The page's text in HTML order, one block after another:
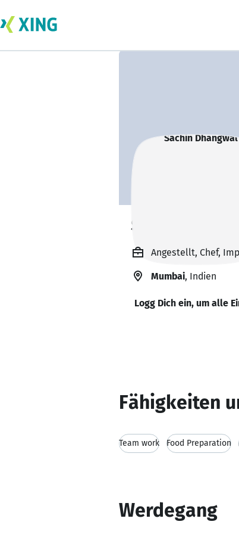
Sachin
Angestellt, Chef,
Mumbai, Indien
Logg Dich ein, um alle
Fähigkeiten
Team work Food Preparation
Werdegang